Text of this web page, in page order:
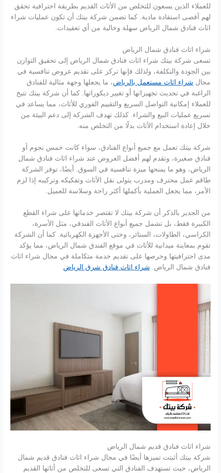
للعملاء الذين يسعون للتخلص من الأثاث القديم بطريقة احترافية تحقق
لهم أقصى استفادة مادية. كما تضمن شركة بيتك أن تكون عمليات شراء
اثاث فنادق شمال الرياض سهلة وخالية من أي تعقيدات.
شراء اثاث فنادق شمال الرياض
تسعى شركة بيتك شراء اثاث فنادق شمال الرياض إلى تحقيق التوازن
بين الجودة والتكلفة، ولذلك فإنها تركز على تقديم عروض تنافسية في
مجال شراء اثاث مستعمل بالرياض، ما يجعلها وجهة مثالية للفنادق
الراغبة في تحديث تجهيزاتها أو تغيير ديكوراتها. كما أن شركة بيتك تتيح
للعملاء إمكانية التواصل السريع والتقييم الفوري للأثاث، مما يساعد في
تسريع عمليات البيع والشراء. كذلك تهدف الشركة إلى دعم البيئة من
خلال إعادة استخدام الأثاث بدلًا من التخلص منه.
شركة بيتك تعمل مع جميع أنواع الفنادق، سواء كانت خمس نجوم أو
فنادق صغيرة، وتقدم لهم أفضل العروض عند شراء اثاث فنادق شمال
الرياض، وهو ما يمنحها ميزة تنافسية في السوق. أيضًا، توفر الشركة
طاقم عمل محترف ومدرب يتولى نقل الأثاث وتفكيكه وتركيبه إذا لزم
الأمر، مما يجعل العملية بأكملها أكثر راحة وسلاسة للعميل.
من الجدير بالذكر أن شركة بيتك لا تقتصر خدماتها على شراء القطع
الكبيرة فقط، بل تشمل جميع أنواع الأثاث الفندقي، مثل الأسرة،
الكراسي، الطاولات، الستائر، وحتى الأجهزة الكهربائية. كما أن الشركة
تقوم بمعاينة ميدانية للأثاث في موقع الفندق شمال الرياض، مما يؤكد
مدى احترافيتها وحرصها على تقديم خدمة متكاملة في مجال شراء اثاث
فنادق شمال الرياض. شراء اثاث فنادق شرق الرياض
شراء اثاث فنادق قديم شمال الرياض
شركة بيتك أثبتت تميزها أيضًا في مجال شراء اثاث فنادق قديم شمال
الرياض، حيث تستهدف الفنادق التي تسعى للتخلص من أثاثها القديم